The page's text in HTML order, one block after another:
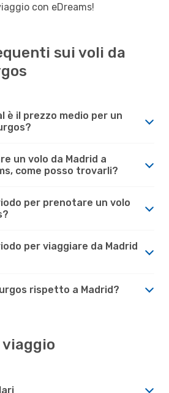
con eDreams!
sui voli da
è il prezzo medio per un
un volo da Madrid a
come posso trovarli?
per prenotare un volo
per viaggiare da Madrid
rispetto a Madrid?